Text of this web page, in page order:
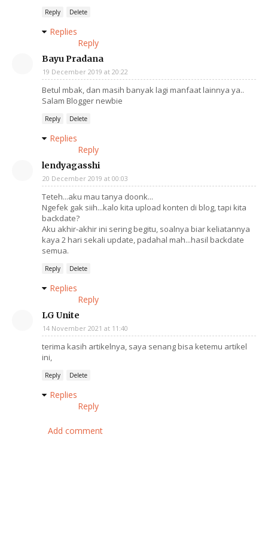
Reply Delete
Replies
Reply
Bayu Pradana
19 December 2019 at 20:22
Betul mbak, dan masih banyak lagi manfaat lainnya ya..
Salam Blogger newbie
Reply Delete
Replies
Reply
lendyagasshi
20 December 2019 at 00:03
Teteh...aku mau tanya doonk...
Ngefek gak siih...kalo kita upload konten di blog, tapi kita
backdate?
Aku akhir-akhir ini sering begitu, soalnya biar keliatannya
kaya 2 hari sekali update, padahal mah...hasil backdate
semua.
Reply Delete
Replies
Reply
LG Unite
14 November 2021 at 11:40
terima kasih artikelnya, saya senang bisa ketemu artikel
ini,
Reply Delete
Replies
Reply
Add comment